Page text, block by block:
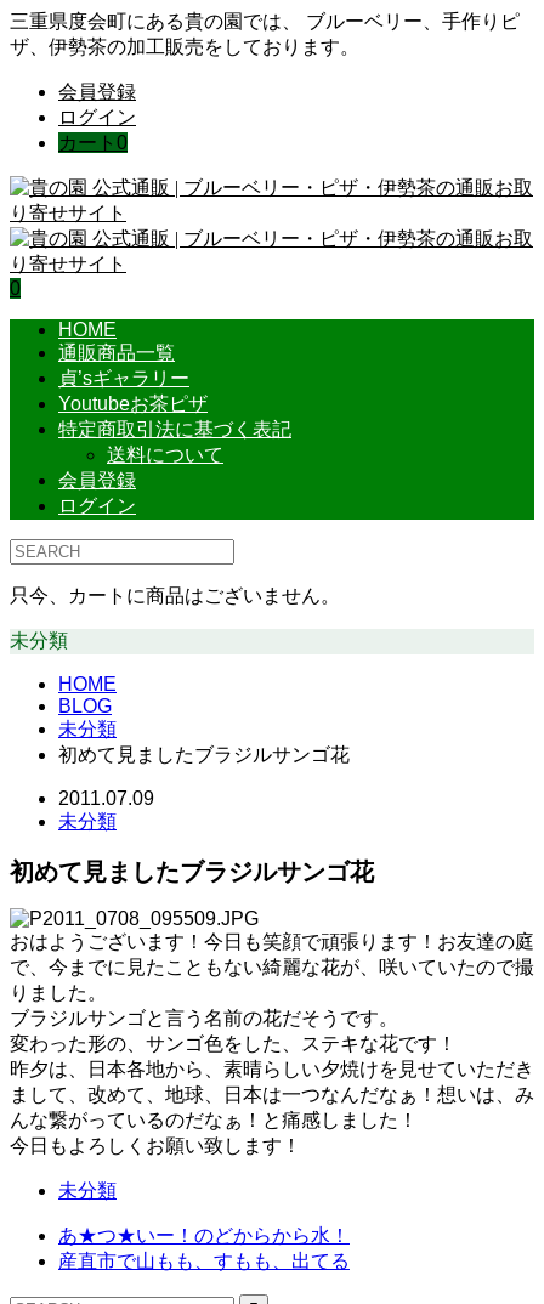
三重県度会町にある貴の園では、 ブルーベリー、手作りピ
ザ、伊勢茶の加工販売をしております。
会員登録
ログイン
カート 0
0
HOME
通販商品一覧
貞’sギャラリー
Youtubeお茶ピザ
特定商取引法に基づく表記
送料について
会員登録
ログイン
只今、カートに商品はございません。
未分類
HOME
BLOG
未分類
初めて見ましたブラジルサンゴ花
2011.07.09
未分類
初めて見ましたブラジルサンゴ花
おはようございます！今日も笑顔で頑張ります！お友達の庭
で、今までに見たこともない綺麗な花が、咲いていたので撮
りました。
ブラジルサンゴと言う名前の花だそうです。
変わった形の、サンゴ色をした、ステキな花です！
昨夕は、日本各地から、素晴らしい夕焼けを見せていただき
まして、改めて、地球、日本は一つなんだなぁ！想いは、み
んな繋がっているのだなぁ！と痛感しました！
今日もよろしくお願い致します！
未分類
あ★つ★いー！のどからから水！
産直市で山もも、すもも、出てる